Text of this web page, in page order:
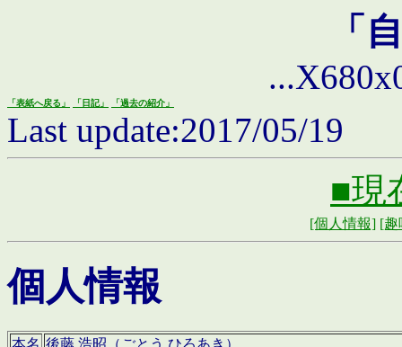
「
「表紙へ戻る」 「日記」 「過去の紹介」
Last update:2017/05/19
■現
[個人情報] [趣
個人情報
本名 後藤 浩昭（ごとう ひろあき）